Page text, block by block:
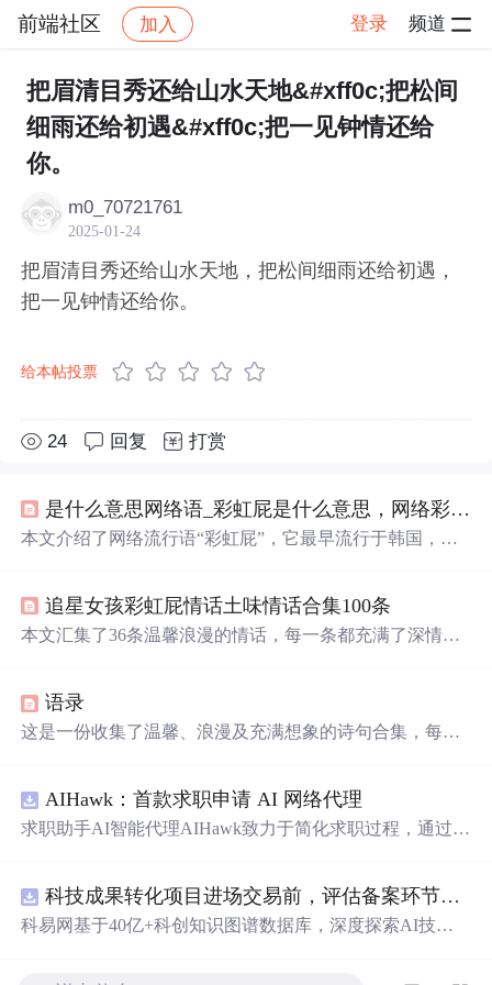
前端社区 加入 登录 频道
社区 前端社区 感慨 帖子详情
把眉清目秀还给山水天地&#xff0c;把松间
细雨还给初遇&#xff0c;把一见钟情还给
你。
m0_70721761
2025-01-24
把眉清目秀还给山水天地，把松间细雨还给初遇，
把一见钟情还给你。
给本帖投票
24 回复 打赏
是什么意思网络语_彩虹屁是什么意思，网络彩虹屁夸人语录大全，彩虹屁是什么梗...
本文介绍了网络流行语“彩虹屁”，它最早流行于韩国，原
追星女孩彩虹屁情话土味情话合集100条
本文汇集了36条温馨浪漫的情话，每一条都充满了深情与
语录
这是一份收集了温馨、浪漫及充满想象的诗句合集，每一
首小诗，让人沉醉。
AIHawk：首款求职申请 AI 网络代理
求职助手AI智能代理AIHawk致力于简化求职过程，通过自
科技成果转化项目进场交易前，评估备案环节需要准备哪些材料？.docx
科易网基于40亿+科创知识图谱数据库，深度探索AI技术